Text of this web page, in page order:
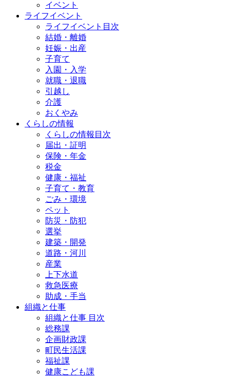
イベント
ライフイベント
ライフイベント目次
結婚・離婚
妊娠・出産
子育て
入園・入学
就職・退職
引越し
介護
おくやみ
くらしの情報
くらしの情報目次
届出・証明
保険・年金
税金
健康・福祉
子育て・教育
ごみ・環境
ペット
防災・防犯
選挙
建築・開発
道路・河川
産業
上下水道
救急医療
助成・手当
組織と仕事
組織と仕事 目次
総務課
企画財政課
町民生活課
福祉課
健康こども課